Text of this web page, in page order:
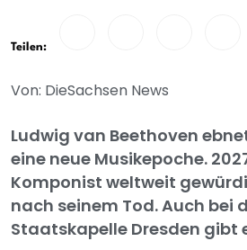
Teilen:
Von: DieSachsen News
Ludwig van Beethoven
eine neue Musikepoche.
Komponist weltweit
nach seinem Tod. Auch bei
Staatskapelle Dresden gibt